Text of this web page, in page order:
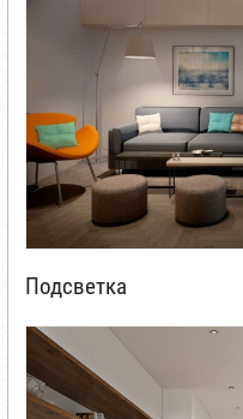
Подсветка